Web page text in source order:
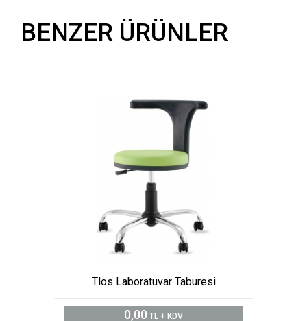
BENZER ÜRÜNLER
Tlos Laboratuvar Taburesi
0,00 TL + KDV